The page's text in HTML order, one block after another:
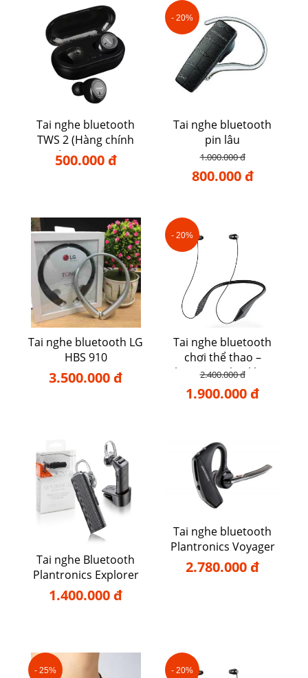
Tai nghe bluetooth
TWS 2 (Hàng chính
hãng TWS)
500.000 đ
- 20%
Tai nghe bluetooth
pin lâu
1.000.000 đ
800.000 đ
Tai nghe bluetooth LG
HBS 910
3.500.000 đ
- 20%
Tai nghe bluetooth
chơi thể thao –
Plantronics backbeat
105
2.400.000 đ
1.900.000 đ
Tai nghe Bluetooth
Plantronics Explorer
110
1.400.000 đ
Tai nghe bluetooth
Plantronics Voyager
5200
2.780.000 đ
- 25% - 20%